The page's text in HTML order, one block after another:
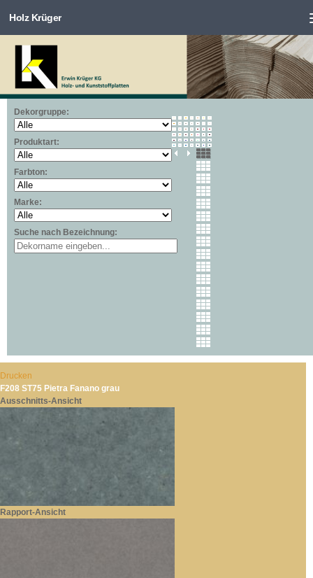
Zum Inhalt springen
Holz Krüger
Dekorgruppe:
Produktart:
Farbton:
Marke:
Suche nach Bezeichnung:
Drucken
F208 ST75 Pietra Fanano grau
Ausschnitts-Ansicht
Rapport-Ansicht